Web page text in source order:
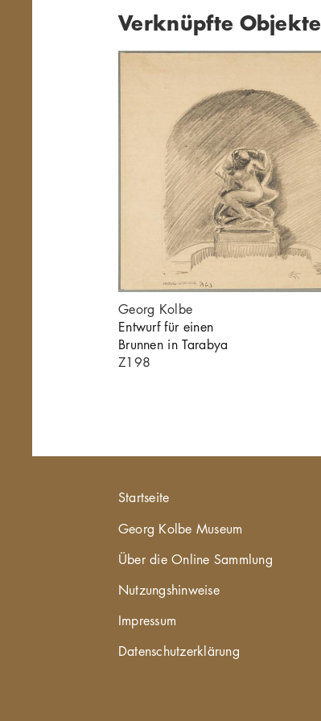
Verknüpfte Objekte
Georg Kolbe
Entwurf für einen
Brunnen in Tarabya
Z198
Hauptnavigation
Startseite
Georg Kolbe Museum
Über die Online Sammlung
Nutzungshinweise
Impressum
Datenschutzerklärung